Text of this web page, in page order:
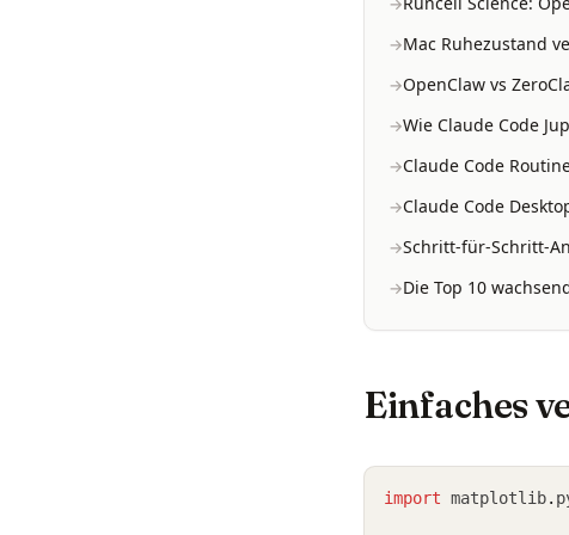
Mac Ruhezustand
OpenClaw vs
Wie Claude Code
Claude Code
Claude Code
Schritt-für-Schritt-
Die Top 10
Einfaches
import matplotlib.